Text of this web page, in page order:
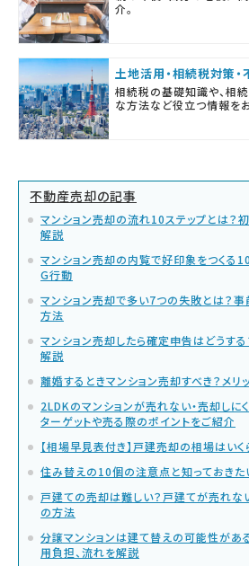
介。
土地活用・相続税対策
相続税の基礎知識や、相
な方法など役立つ情報を
不動産売却の記事
マンション売却の流れ10ステップとは？
解説
マンション売却の内覧で好印象をつくる
G行動
マンション売却で多い7つの失敗とは？
方法
マンション売却したら確定申告はどうす
解説
離婚するときマンション売却すべき？メリ
2LDKのマンションが売れない・売却しに
ターゲットや売る際のポイントをご紹介
【相場早見表付き】戸建売却の相場はい
住み替えの10個の注意点と知っておきた
戸建ての売却は難しい？戸建てが売れな
の方法
分譲マンションは建て替えの可能性があ
用負担、流れを解説